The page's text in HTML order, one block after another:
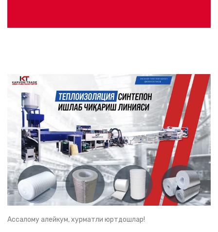
Ассалому алейкум, хурматли юртдошлар!